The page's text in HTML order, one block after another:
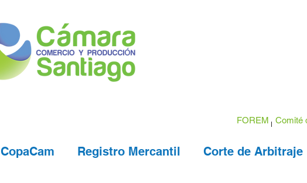
FOREM Comité
CopaCam Registro Mercantil Corte de Arbitraje